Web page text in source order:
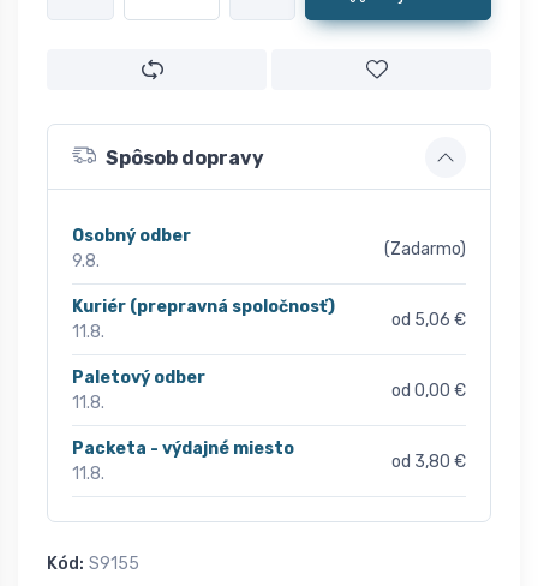
Spôsob dopravy
Osobný odber
9.8.
(Zadarmo)
Kuriér (prepravná spoločnosť)
11.8.
od 5,06 €
Paletový odber
11.8.
od 0,00 €
Packeta - výdajné miesto
11.8.
od 3,80 €
Kód: S9155